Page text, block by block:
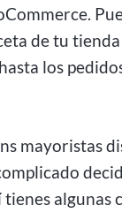
de tu
los
mayoristas
tienes algunas